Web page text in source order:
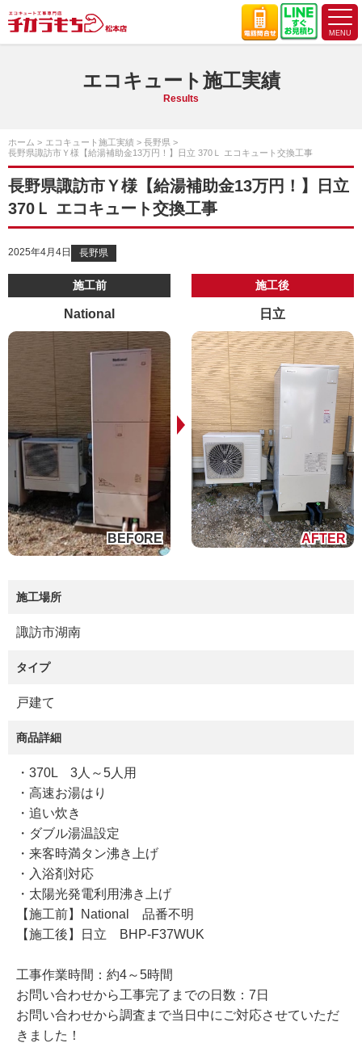
エコキュート施工実績
Results
ホーム エコキュート施工実績
長野県
長野県諏訪市Ｙ様【給湯補助金13万円！】日立 370Ｌ エコキュート交換工事
長野県諏訪市Ｙ様【給湯補助金13万円！】日立
370Ｌ エコキュート交換工事
2025年4月4日 長野県
施工前
National
施工後
日立
施工場所
諏訪市湖南
タイプ
戸建て
商品詳細
・370L 3人～5人用
・高速お湯はり
・追い炊き
・ダブル湯温設定
・来客時満タン沸き上げ
・入浴剤対応
・太陽光発電利用沸き上げ
【施工前】National 品番不明
【施工後】日立 BHP-F37WUK
工事作業時間：約4～5時間
お問い合わせから工事完了までの日数：7日
お問い合わせから調査まで当日中にご対応させていただ
きました！